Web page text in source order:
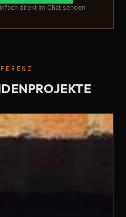
direkt im Chat senden